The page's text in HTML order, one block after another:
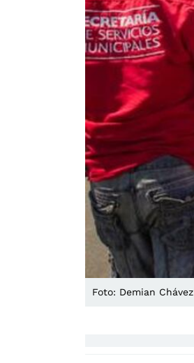
Foto: Demian Chávez